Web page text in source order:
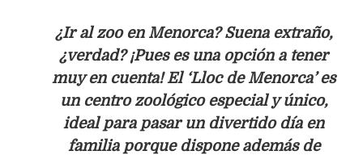
¿Ir al zoo en Menorca? Suena extraño,
¿verdad? ¡Pues es una opción a tener
muy en cuenta!El ‘Lloc de Menorca’ es
un centro zoológico especial y único,
ideal para pasar un divertido día en
familia porque dispone además de